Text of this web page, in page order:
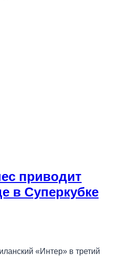
приводит
в Суперкубке
«Интер» в третий